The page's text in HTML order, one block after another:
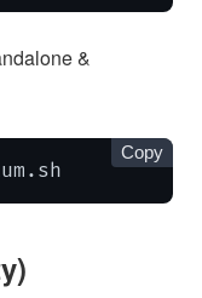
&
Copy